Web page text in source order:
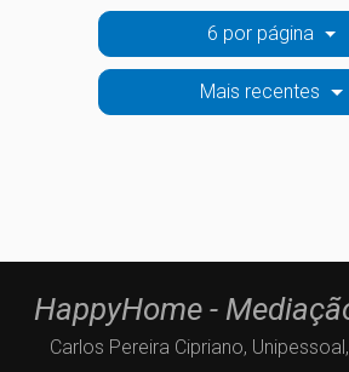
6 por página
Mais recentes
HappyHome -
Carlos Pereira Cipriano, Unipessoal,